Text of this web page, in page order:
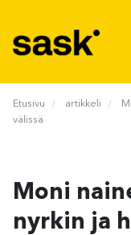
Etusivu artikkeli
välissä
Moni
nyrkin ja